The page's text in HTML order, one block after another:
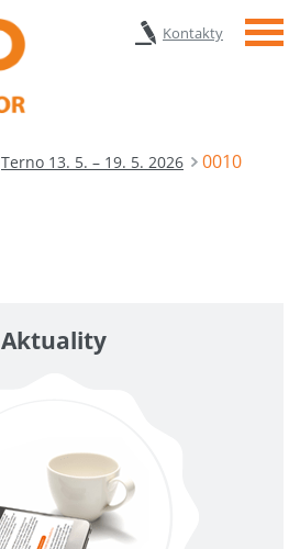
Kontakty Menu
Terno 13. 5. – 19. 5. 2026 0010
Aktuality